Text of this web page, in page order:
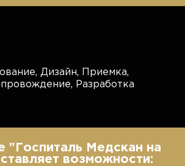
Дизайн,
Приемка,
Разработка
"Госпиталь Медскан на
возможности: